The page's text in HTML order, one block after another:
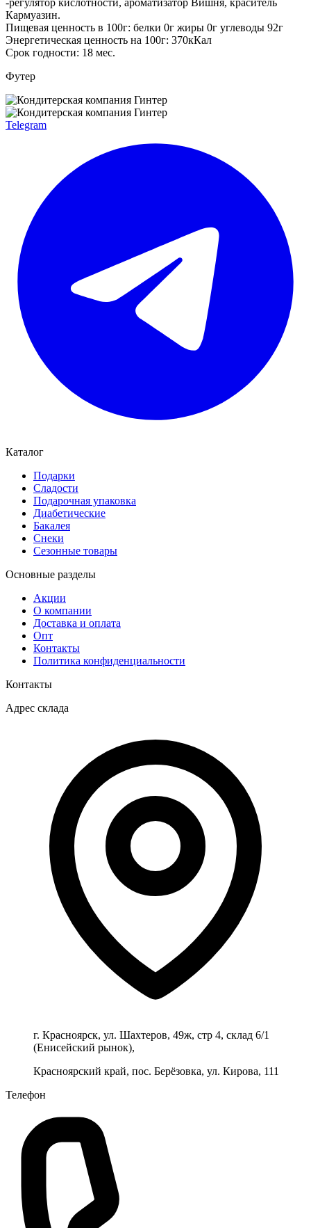
Кармуазин.
Пищевая ценность в 100г: белки 0г жиры 0г углеводы 92г
Энергетическая ценность на 100г: 370кКал
Срок годности: 18 мес.
Футер
Telegram
Каталог
Подарки
Сладости
Подарочная упаковка
Диабетические
Бакалея
Снеки
Сезонные товары
Основные разделы
Акции
О компании
Доставка и оплата
Опт
Контакты
Политика конфиденциальности
Контакты
Адрес склада
г. Красноярск, ул. Шахтеров, 49ж, стр 4, склад 6/1
(Енисейский рынок),
Красноярский край, пос. Берёзовка, ул. Кирова, 111
Телефон